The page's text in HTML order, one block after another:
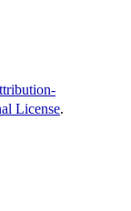
License.